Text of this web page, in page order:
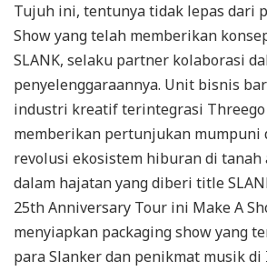
Tujuh ini, tentunya tidak lepas dari
Show yang telah memberikan
SLANK, selaku partner kolaborasi
penyelenggaraannya. Unit bisnis
industri kreatif terintegrasi
memberikan pertunjukan mumpuni
revolusi ekosistem hiburan di tanah
dalam hajatan yang diberi title
25th Anniversary Tour ini Make A
menyiapkan packaging show yang
para Slanker dan penikmat musik di